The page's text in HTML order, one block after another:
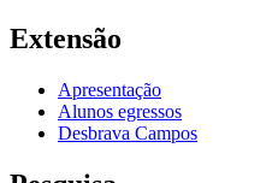
Extensão
Apresentação
Alunos egressos
Desbrava Campos